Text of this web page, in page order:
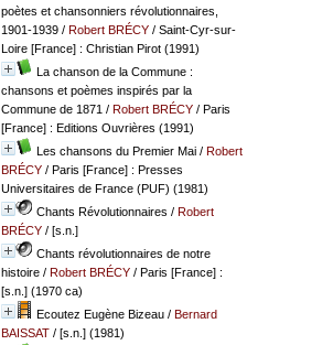
poètes et chansonniers révolutionnaires,
1901-1939/ Robert BRÉCY/ Saint-Cyr-sur-
Loire [France] : Christian Pirot (1991)
La chanson de la Commune :
chansons et poèmes inspirés par la
Commune de 1871 / Robert BRÉCY/ Paris
[France] : Editions Ouvrières (1991)
Les chansons du Premier Mai/ Robert
BRÉCY/ Paris [France] : Presses
Universitaires de France (PUF) (1981)
Chants Révolutionnaires / Robert
BRÉCY/ [s.n.]
Chants révolutionnaires de notre
histoire/ Robert BRÉCY/ Paris [France] :
[s.n.] (1970 ca)
Ecoutez Eugène Bizeau/ Bernard
BAISSAT/ [s.n.] (1981)